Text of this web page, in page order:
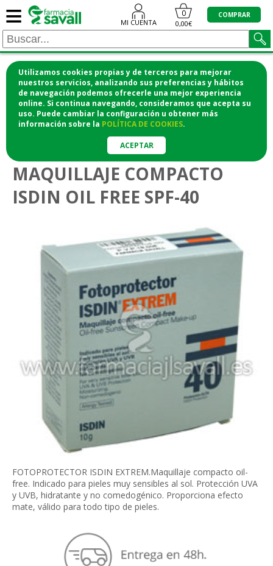
Utilizamos cookies propias y de terceros para mejorar
nuestros servicios, analizando sus preferencias y hábitos
de navegación podemos ofrecerle una mejor experiencia
online. Si continua navegando, consideramos que acepta su
uso. Puede cambiar la configuración u obtener más
información sobre la POLÍTICA DE COOKIES.
ACEPTAR
≡ MI CUENTA
0
0,00€
COMPRAR
¡COMPRA CÓMODAMENTE DESDE CASA Y RECOGE
EN LA FARMACIA!
o si lo prefieres te lo mandamos a casa
Cosmética facial >
MAQUILLAJE COMPACTO
ISDIN OIL FREE SPF-40
FOTOPROTECTOR ISDIN EXTREM.Maquillaje compacto oil-
free. Indicado para pieles muy sensibles al sol. Protección UVA
y UVB, hidratante y no comedogénico. Proporciona efecto
mate, válido para todo tipo de pieles.